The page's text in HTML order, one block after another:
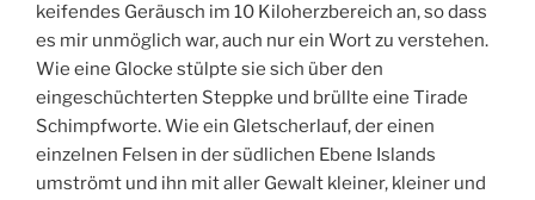
keifendes Geräusch im 10 Kiloherzbereich an, so dass
es mir unmöglich war, auch nur ein Wort zu verstehen.
Wie eine Glocke stülpte sie sich über den
eingeschüchterten Steppke und brüllte eine Tirade
Schimpfworte. Wie ein Gletscherlauf, der einen
einzelnen Felsen in der südlichen Ebene Islands
umströmt und ihn mit aller Gewalt kleiner, kleiner und